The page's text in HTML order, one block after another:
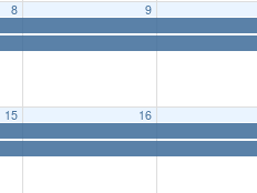
8 9
15 16